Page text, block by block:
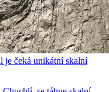
je čeká unikátní skalní